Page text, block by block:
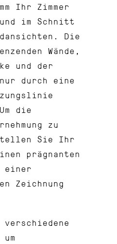
Ihr Zimmer
im Schnitt
Die
Wände,
und der
nur durch eine
die
zu
Sie Ihr
prägnanten
einer
Zeichnung
verschiedene